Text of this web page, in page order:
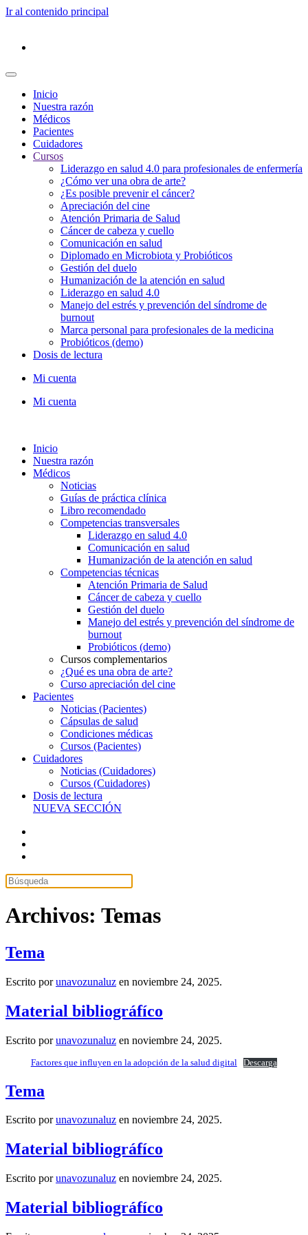
Ir al contenido principal
Inicio
Nuestra razón
Médicos
Pacientes
Cuidadores
Cursos
Liderazgo en salud 4.0 para profesionales de enfermería
¿Cómo ver una obra de arte?
¿Es posible prevenir el cáncer?
Apreciación del cine
Atención Primaria de Salud
Cáncer de cabeza y cuello
Comunicación en salud
Diplomado en Microbiota y Probióticos
Gestión del duelo
Humanización de la atención en salud
Liderazgo en salud 4.0
Manejo del estrés y prevención del síndrome de
burnout
Marca personal para profesionales de la medicina
Probióticos (demo)
Dosis de lectura
Mi cuenta
Mi cuenta
Inicio
Nuestra razón
Médicos
Noticias
Guías de práctica clínica
Libro recomendado
Competencias transversales
Liderazgo en salud 4.0
Comunicación en salud
Humanización de la atención en salud
Competencias técnicas
Atención Primaria de Salud
Cáncer de cabeza y cuello
Gestión del duelo
Manejo del estrés y prevención del síndrome de
burnout
Probióticos (demo)
Cursos complementarios
¿Qué es una obra de arte?
Curso apreciación del cine
Pacientes
Noticias (Pacientes)
Cápsulas de salud
Condiciones médicas
Cursos (Pacientes)
Cuidadores
Noticias (Cuidadores)
Cursos (Cuidadores)
Dosis de lectura
NUEVA SECCIÓN
Archivos: Temas
Tema
Escrito porunavozunaluz en noviembre 24, 2025.
Material bibliográfíco
Escrito porunavozunaluz en noviembre 24, 2025.
Factores que influyen en la adopción de la salud digital Descarga
Tema
Escrito porunavozunaluz en noviembre 24, 2025.
Material bibliográfíco
Escrito porunavozunaluz en noviembre 24, 2025.
Material bibliográfíco